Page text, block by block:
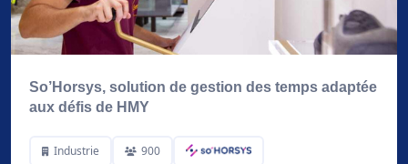
So’Horsys, solution de gestion des temps adaptée
aux défis de HMY
Industrie 900